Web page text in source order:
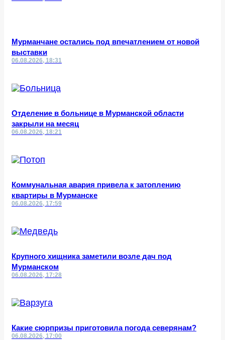
Мурманчане остались под впечатлением от новой
выставки
06.08.2026, 18:31
Отделение в больнице в Мурманской области
закрыли на месяц
06.08.2026, 18:21
Коммунальная авария привела к затоплению
квартиры в Мурманске
06.08.2026, 17:59
Крупного хищника заметили возле дач под
Мурманском
06.08.2026, 17:28
Какие сюрпризы приготовила погода северянам?
06.08.2026, 17:00